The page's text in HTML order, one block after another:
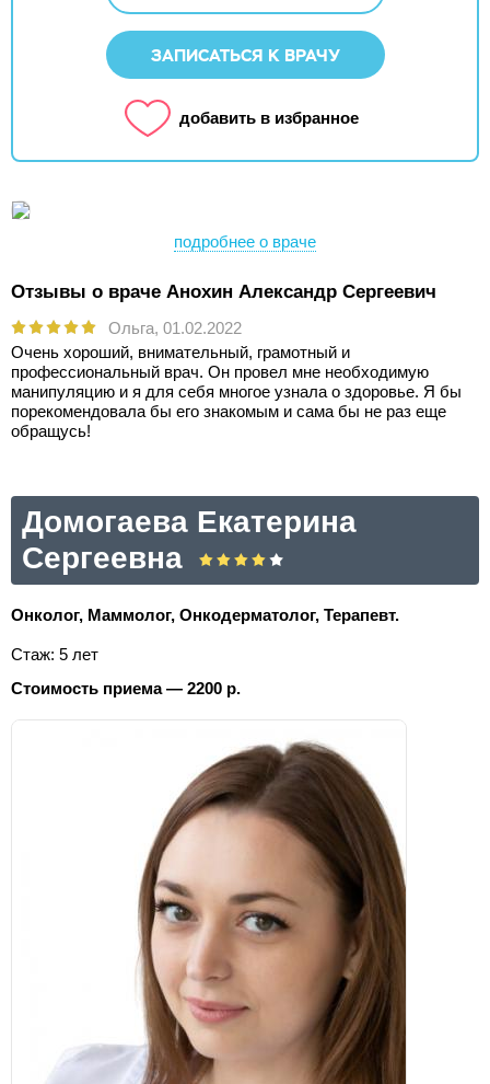
ЗАПИСАТЬСЯ К ВРАЧУ
добавить в избранное
подробнее о враче
Отзывы о враче Анохин Александр Сергеевич
Ольга, 01.02.2022
Очень хороший, внимательный, грамотный и
профессиональный врач. Он провел мне необходимую
манипуляцию и я для себя многое узнала о здоровье. Я бы
порекомендовала бы его знакомым и сама бы не раз еще
обращусь!
Домогаева Екатерина
Сергеевна
Онколог, Маммолог, Онкодерматолог, Терапевт.
Стаж: 5 лет
Стоимость приема — 2200 р.